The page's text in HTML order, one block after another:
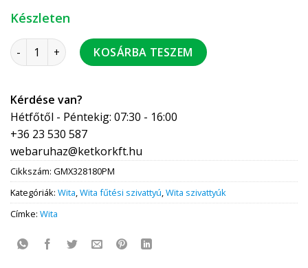
Készleten
Wita Go.max 32-80-180 fűtési szivattyú szigetelt
KOSÁRBA TESZEM
Kérdése van?
Hétfőtől - Péntekig: 07:30 - 16:00
+36 23 530 587
webaruhaz@ketkorkft.hu
Cikkszám: GMX328180PM
Kategóriák: Wita,Wita fűtési szivattyú,Wita szivattyúk
Címke: Wita